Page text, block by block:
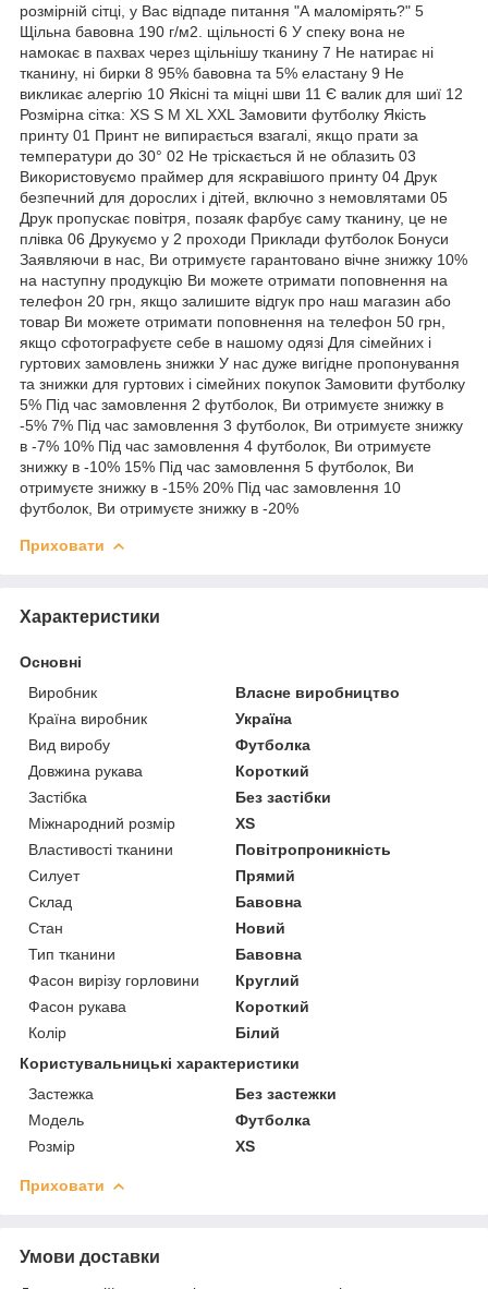
розмірній сітці, у Вас відпаде питання "А маломірять?" 5
Щільна бавовна 190 г/м2. щільності 6 У спеку вона не
намокає в пахвах через щільнішу тканину 7 Не натирає ні
тканину, ні бирки 8 95% бавовна та 5% еластану 9 Не
викликає алергію 10 Якісні та міцні шви 11 Є валик для шиї 12
Розмірна сітка: XS S M XL XXL Замовити футболку Якість
принту 01 Принт не випирається взагалі, якщо прати за
температури до 30° 02 Не тріскається й не облазить 03
Використовуємо праймер для яскравішого принту 04 Друк
безпечний для дорослих і дітей, включно з немовлятами 05
Друк пропускає повітря, позаяк фарбує саму тканину, це не
плівка 06 Друкуємо у 2 проходи Приклади футболок Бонуси
Заявляючи в нас, Ви отримуєте гарантовано вічне знижку 10%
на наступну продукцію Ви можете отримати поповнення на
телефон 20 грн, якщо залишите відгук про наш магазин або
товар Ви можете отримати поповнення на телефон 50 грн,
якщо сфотографуєте себе в нашому одязі Для сімейних і
гуртових замовлень знижки У нас дуже вигідне пропонування
та знижки для гуртових і сімейних покупок Замовити футболку
5% Під час замовлення 2 футболок, Ви отримуєте знижку в
-5% 7% Під час замовлення 3 футболок, Ви отримуєте знижку
в -7% 10% Під час замовлення 4 футболок, Ви отримуєте
знижку в -10% 15% Під час замовлення 5 футболок, Ви
отримуєте знижку в -15% 20% Під час замовлення 10
футболок, Ви отримуєте знижку в -20%
Приховати
Характеристики
Основні
Виробник
Власне виробництво
Країна виробник
Україна
Вид виробу
Футболка
Довжина рукава
Короткий
Застібка
Без застібки
Міжнародний розмір
XS
Властивості тканини
Повітропроникність
Силует
Прямий
Склад
Бавовна
Стан
Новий
Тип тканини
Бавовна
Фасон вирізу горловини
Круглий
Фасон рукава
Короткий
Колір
Білий
Користувальницькі характеристики
Застежка
Без застежки
Мoдель
Футболка
Розмір
XS
Приховати
Умови доставки